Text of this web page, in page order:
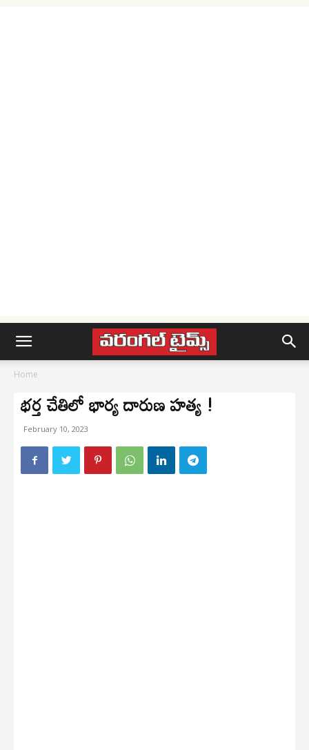
Home
భర్త చేతిలో భార్య దారుణ హత్య !
February 10, 2023